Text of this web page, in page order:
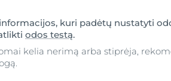
kuri padėtų nustatyti
odos testą.
kelia nerimą arba stiprėja,